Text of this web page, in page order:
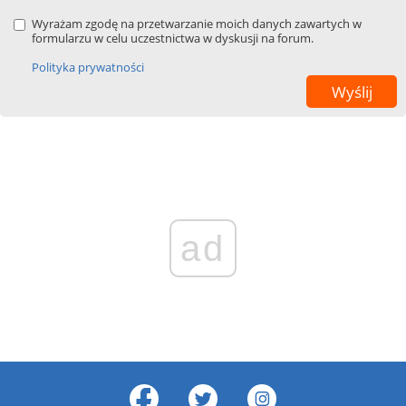
Wyrażam zgodę na przetwarzanie moich danych zawartych w
formularzu w celu uczestnictwa w dyskusji na forum.
Polityka prywatności
ad